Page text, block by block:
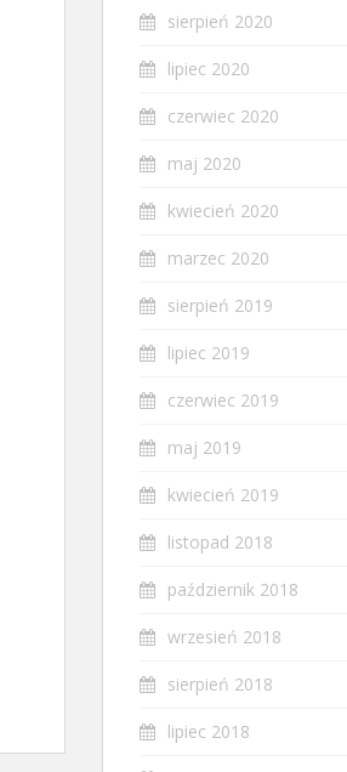
sierpień 2020
lipiec 2020
czerwiec 2020
maj 2020
kwiecień 2020
marzec 2020
sierpień 2019
lipiec 2019
czerwiec 2019
maj 2019
kwiecień 2019
listopad 2018
październik 2018
wrzesień 2018
sierpień 2018
lipiec 2018